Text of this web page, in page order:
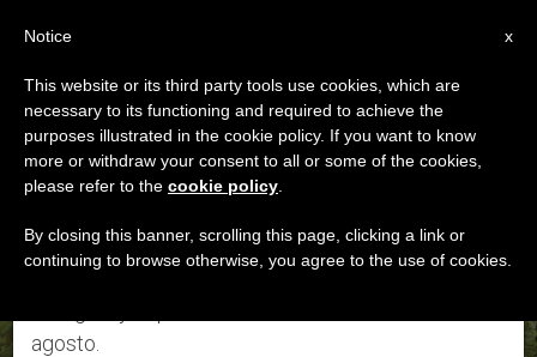
ETIQUETA
Posts Tagged
‘eduación’
ÚLTIMAS NOTICIAS
×
Aviso importante
Del 27 de julio al 7 de agosto haremos la pausa
anual, aprovechando que en el periodo de verano
se generan menos informaciones y también el
agosto.
x
Notice
This website or its third party tools use cookies, which are
necessary to its functioning and required to achieve the
purposes illustrated in the cookie policy. If you want to know
more or withdraw your consent to all or some of the cookies,
please refer to the cookie policy
By closing this banner, scrolling this page, clicking a link or
continuing to browse otherwise, you agree to the use of cookies.